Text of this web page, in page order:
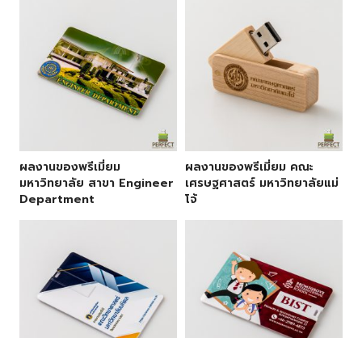
ผลงานของพรีเมี่ยม
มหาวิทยาลัย สาขา Engineer
Department
ผลงานของพรีเมี่ยม คณะ
เศรษฐศาสตร์ มหาวิทยาลัยแม่
โจ้